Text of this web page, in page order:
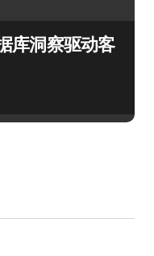
库洞察驱动客